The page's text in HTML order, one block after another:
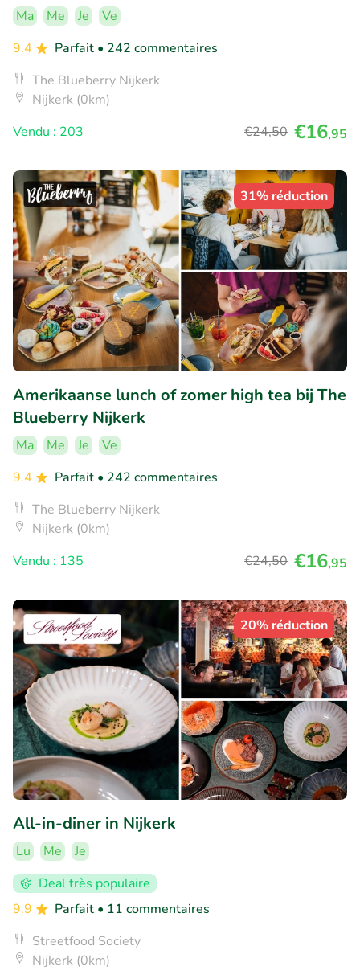
Ma Me Je
Ve
9.4
Parfait • 242 commentaires
The Blueberry Nijkerk
Nijkerk (0km)
Vendu : 203
€24,50 €16,95
31% réduction
Amerikaanse lunch of zomer high tea bij The
Blueberry Nijkerk
Ma Me Je
Ve
9.4
Parfait • 242 commentaires
The Blueberry Nijkerk
Nijkerk (0km)
Vendu : 135
€24,50 €16,95
20% réduction
All-in-diner in Nijkerk
Lu Me
Je
Deal très populaire
9.9
Parfait • 11 commentaires
Streetfood Society
Nijkerk (0km)